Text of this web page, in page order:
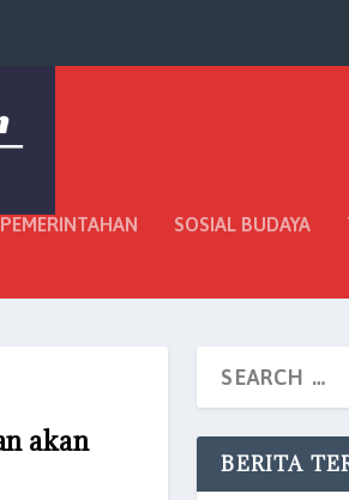
PEMERINTAHAN SOSIAL BUDAYA
akan
BERITA